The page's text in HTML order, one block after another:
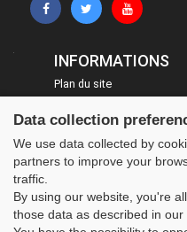
INFORMATIONS
Plan du site
Mentions légales
Administration
Data collection
We use data collected by
partners to improve your
traffic.
By using our website, you're
those data as described in our